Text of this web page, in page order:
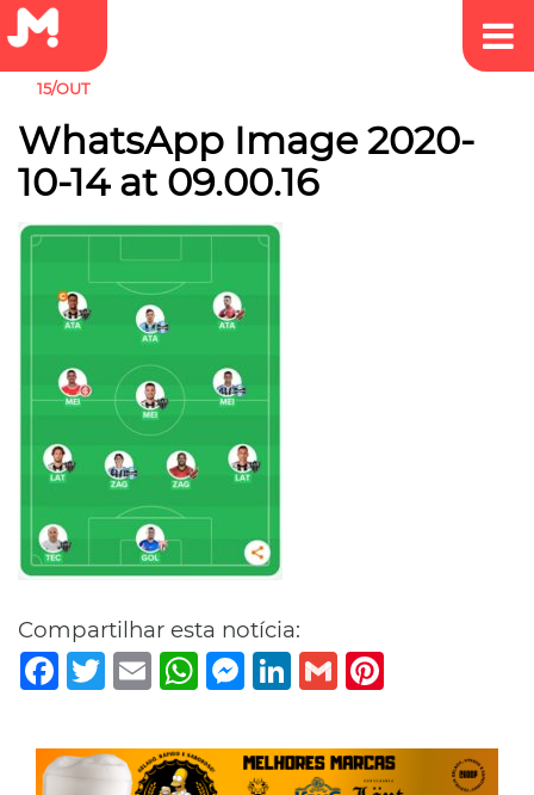
15/OUT
WhatsApp Image 2020-
10-14 at 09.00.16
Compartilhar esta notícia:
Facebook
TwitterEmail WhatsAppMessenger
LinkedIn
Gmail